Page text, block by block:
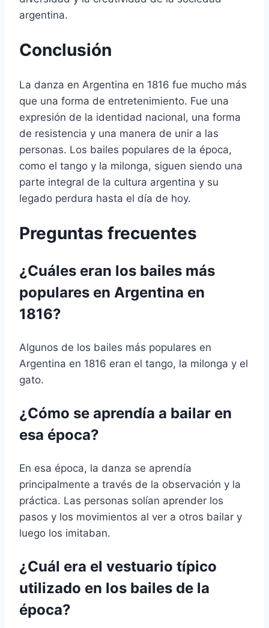
argentina.
Conclusión
La danza en Argentina en 1816 fue mucho más
que una forma de entretenimiento. Fue una
expresión de la identidad nacional, una forma
de resistencia y una manera de unir a las
personas. Los bailes populares de la época,
como el tango y la milonga, siguen siendo una
parte integral de la cultura argentina y su
legado perdura hasta el día de hoy.
Preguntas frecuentes
¿Cuáles eran los bailes más
populares en Argentina en
1816?
Algunos de los bailes más populares en
Argentina en 1816 eran el tango, la milonga y el
gato.
¿Cómo se aprendía a bailar en
esa época?
En esa época, la danza se aprendía
principalmente a través de la observación y la
práctica. Las personas solían aprender los
pasos y los movimientos al ver a otros bailar y
luego los imitaban.
¿Cuál era el vestuario típico
utilizado en los bailes de la
época?